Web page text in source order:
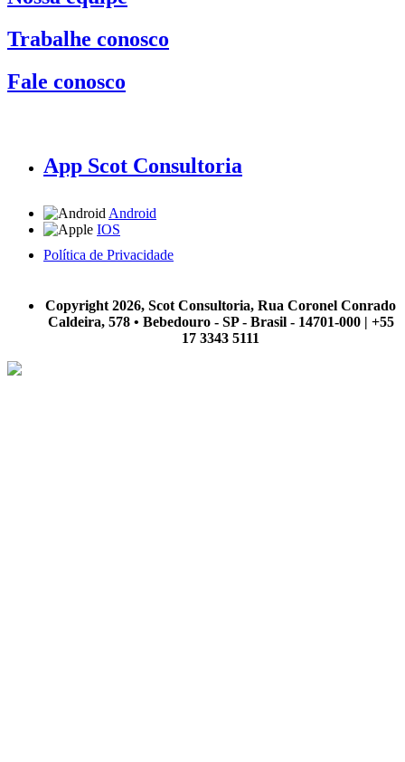
Trabalhe conosco
Fale conosco
App Scot Consultoria
Android
IOS
Política de Privacidade
Copyright 2026, Scot Consultoria, Rua Coronel Conrado
Caldeira, 578 • Bebedouro - SP - Brasil - 14701-000 | +55
17 3343 5111